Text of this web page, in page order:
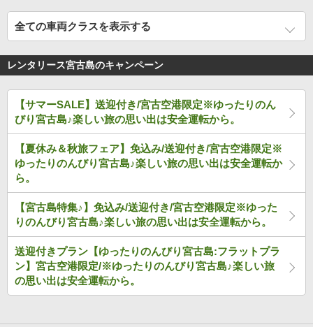
全ての車両クラスを表示する
レンタリース宮古島のキャンペーン
【サマーSALE】送迎付き/宮古空港限定※ゆったりのん
びり宮古島♪楽しい旅の思い出は安全運転から。
【夏休み＆秋旅フェア】免込み/送迎付き/宮古空港限定※
ゆったりのんびり宮古島♪楽しい旅の思い出は安全運転か
ら。
【宮古島特集♪】免込み/送迎付き/宮古空港限定※ゆった
りのんびり宮古島♪楽しい旅の思い出は安全運転から。
送迎付きプラン【ゆったりのんびり宮古島:フラットプラ
ン】宮古空港限定/※ゆったりのんびり宮古島♪楽しい旅
の思い出は安全運転から。